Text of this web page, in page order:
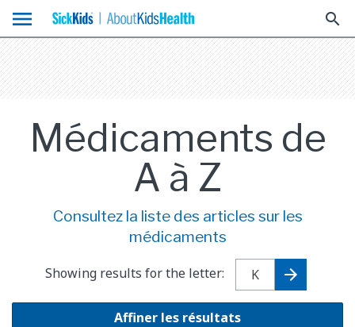
menu search
Médicaments de
A à Z
Consultez la liste des articles sur les
médicaments
Showing results for the letter:
Affiner les résultats